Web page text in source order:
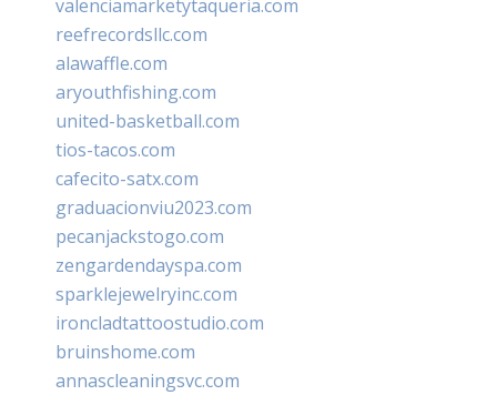
valenciamarketytaqueria.com
reefrecordsllc.com
alawaffle.com
aryouthfishing.com
united-basketball.com
tios-tacos.com
cafecito-satx.com
graduacionviu2023.com
pecanjackstogo.com
zengardendayspa.com
sparklejewelryinc.com
ironcladtattoostudio.com
bruinshome.com
annascleaningsvc.com